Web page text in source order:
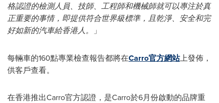
格認證的檢測人員、技師、工程師和機械師就可以專注於真
正重要的事情，即提供符合世界級標準，且乾淨、安全和完
好如新的汽車給香港人。 」
每輛車的160點專業檢查報告都將在Carro官方網站上發佈，
供客戶查看。
在香港推出Carro官方認證，是Carro於6月份啟動的品牌重